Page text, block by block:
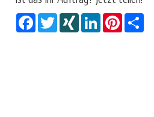
FacebookTwitterXING LinkedInPinterest